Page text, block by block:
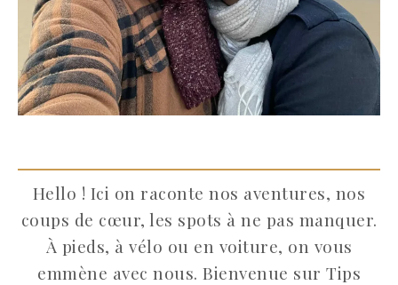
Hello ! Ici on raconte nos aventures, nos
coups de cœur, les spots à ne pas manquer.
À pieds, à vélo ou en voiture, on vous
emmène avec nous. Bienvenue sur Tips